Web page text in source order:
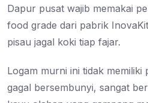
Dapur pusat wajib memakai
food grade dari pabrik
pisau jagal koki tiap fajar.
Logam murni ini tidak memiliki
gagal bersembunyi, sangat